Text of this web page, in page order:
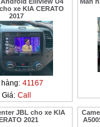
xe KIA CERATO
2017
hàng: 41167
Giá: Call
JBL cho xe KIA
2021